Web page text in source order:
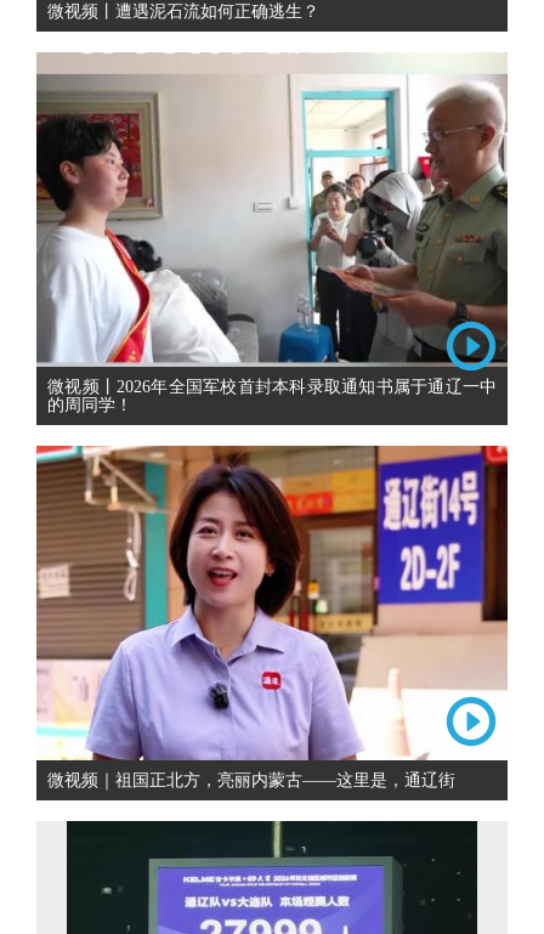
微视频丨遭遇泥石流如何正确逃生？
微视频丨2026年全国军校首封本科录取通知书属于通辽一中
的周同学！
微视频｜祖国正北方，亮丽内蒙古——这里是，通辽街